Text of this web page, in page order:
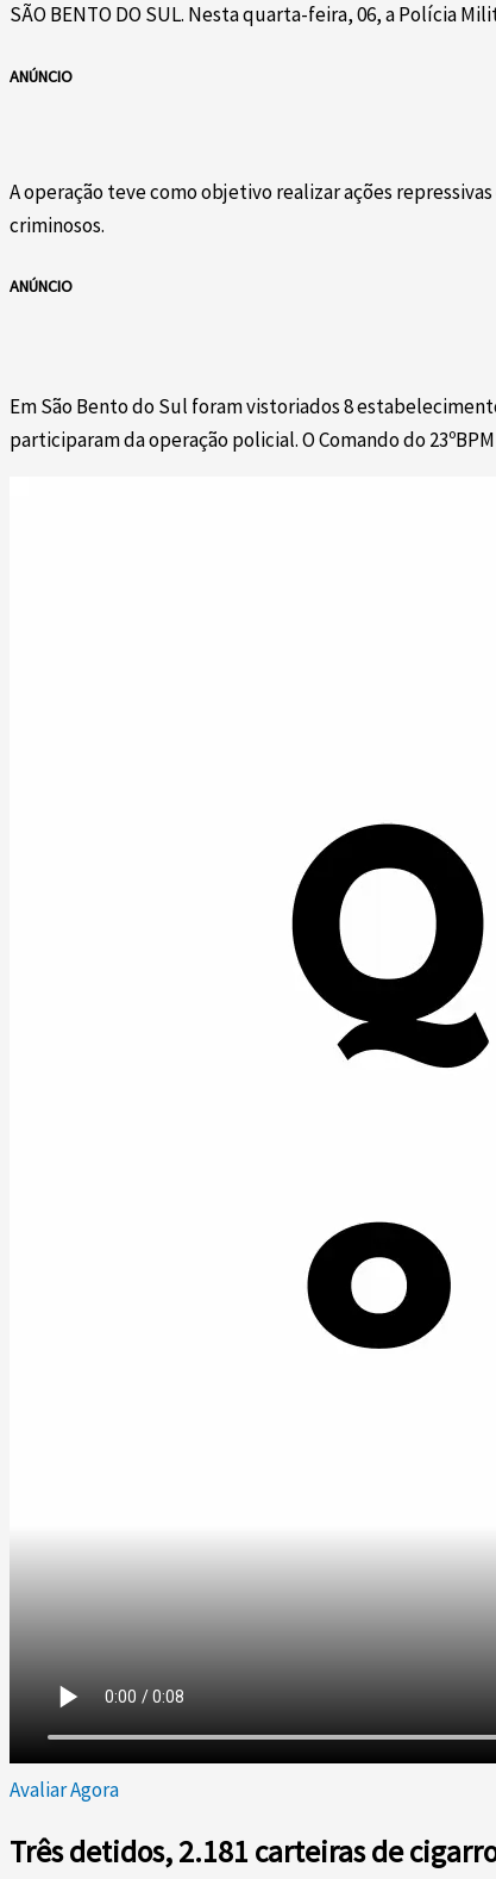
SÃO BENTO DO SUL. Nesta quarta-feira, 06, a Polícia
ANÚNCIO
A operação teve como objetivo realizar ações
criminosos.
ANÚNCIO
Em São Bento do Sul foram vistoriados 8
participaram da operação policial. O Comando do
Avaliar Agora
Três detidos, 2.181 carteiras de